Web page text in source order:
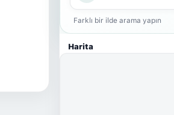
Farklı bir ilde arama yapın
Harita